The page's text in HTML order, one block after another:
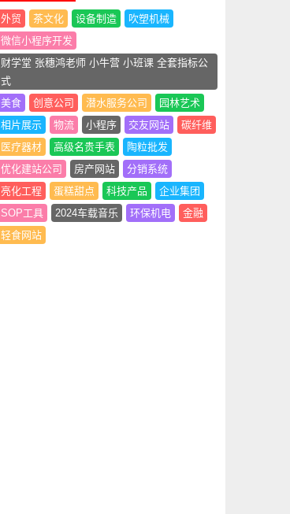
外贸 茶文化 设备制造
吹塑机械
微信小程序开发
财学堂 张穗鸿老师 小牛营 小班课 全套指标公
式
美食
创意公司 潜水服务公司
园林艺术
相片展示
物流 小程序 交友网站
碳纤维
医疗器材
高级名贵手表
陶粒批发
优化建站公司
房产网站
分销系统
亮化工程
蛋糕甜点 科技产品
企业集团
SOP工具
2024车载音乐 环保机电
金融
轻食网站